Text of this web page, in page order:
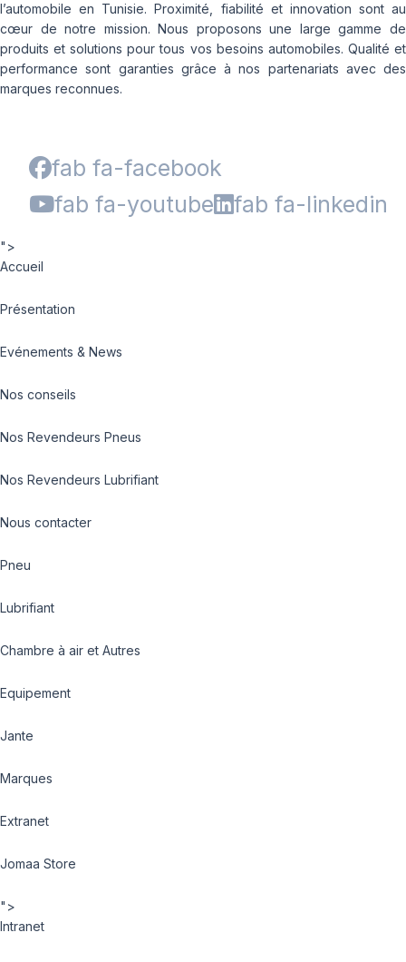
l’automobile en Tunisie. Proximité, fiabilité et innovation sont au
cœur de notre mission. Nous proposons une large gamme de
produits et solutions pour tous vos besoins automobiles. Qualité et
performance sont garanties grâce à nos partenariats avec des
marques reconnues.
fab fa-facebook
fab fa-youtube
fab fa-linkedin
">
Accueil
Présentation
Evénements & News
Nos conseils
Nos Revendeurs Pneus
Nos Revendeurs Lubrifiant
Nous contacter
Pneu
Lubrifiant
Chambre à air et Autres
Equipement
Jante
Marques
Extranet
Jomaa Store
">
Intranet